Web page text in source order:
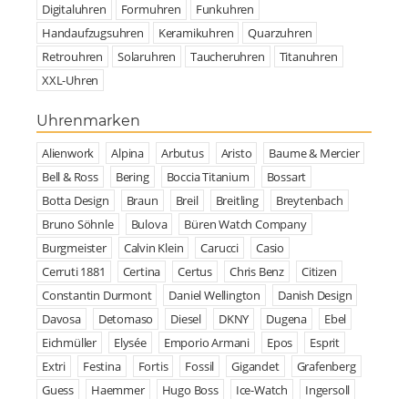
Digitaluhren
Formuhren
Funkuhren
Handaufzugsuhren
Keramikuhren
Quarzuhren
Retrouhren
Solaruhren Taucheruhren
Titanuhren
XXL-Uhren
Uhrenmarken
Alienwork Alpina Arbutus Aristo
Baume & Mercier
Bell & Ross
Bering Boccia Titanium
Bossart
Botta Design
Braun Breil Breitling
Breytenbach
Bruno Söhnle
Bulova
Büren Watch Company
Burgmeister
Calvin Klein Carucci
Casio
Cerruti 1881
Certina Certus Chris Benz
Citizen
Constantin Durmont
Daniel Wellington
Danish Design
Davosa
Detomaso Diesel DKNY Dugena
Ebel
Eichmüller
Elysée Emporio Armani Epos
Esprit
Extri
Festina Fortis Fossil Gigandet
Grafenberg
Guess
Haemmer Hugo Boss Ice-Watch
Ingersoll